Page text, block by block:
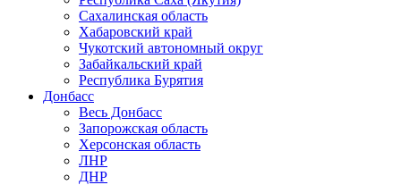
Сахалинская область
Хабаровский край
Чукотский автономный округ
Забайкальский край
Республика Бурятия
Донбасс
Весь Донбасс
Запорожская область
Херсонская область
ЛНР
ДНР